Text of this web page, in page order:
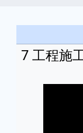
7 工程施